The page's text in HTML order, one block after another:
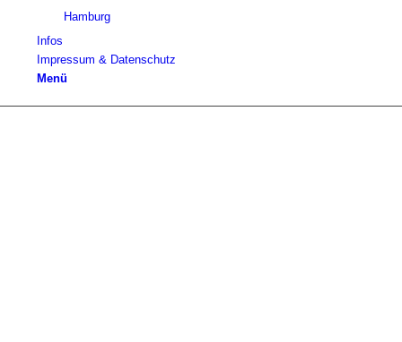
Hamburg
Infos
Impressum & Datenschutz
Menü